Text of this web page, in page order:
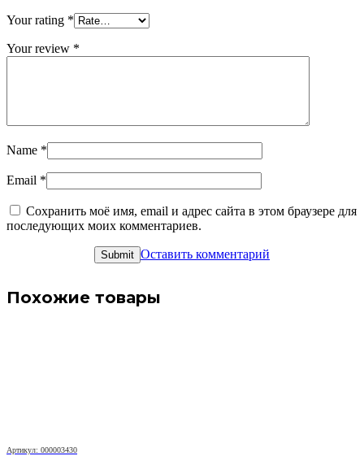
Your rating *
Your review *
Name *
Email *
Сохранить моё имя, email и адрес сайта в этом браузере для
последующих моих комментариев.
Оставить комментарий
Похожие товары
Артикул: 000003430